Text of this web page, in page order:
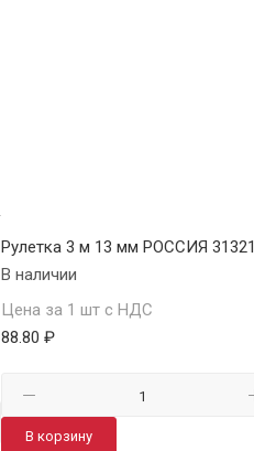
Рулетка 3 м 13 мм РОССИЯ 31321
В наличии
Цена за 1 шт с НДС
88.80 ₽
В корзину